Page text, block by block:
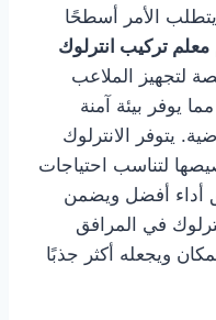
الأمر أسطحًا
معلم تركيب انترلوك
لتجهيز الملاعب
يوفر بيئة آمنة
يتوفر الانترلوك
لتناسب احتياجات
أداء أفضل ويضمن
في المرافق
ويجعله أكثر جذبًا